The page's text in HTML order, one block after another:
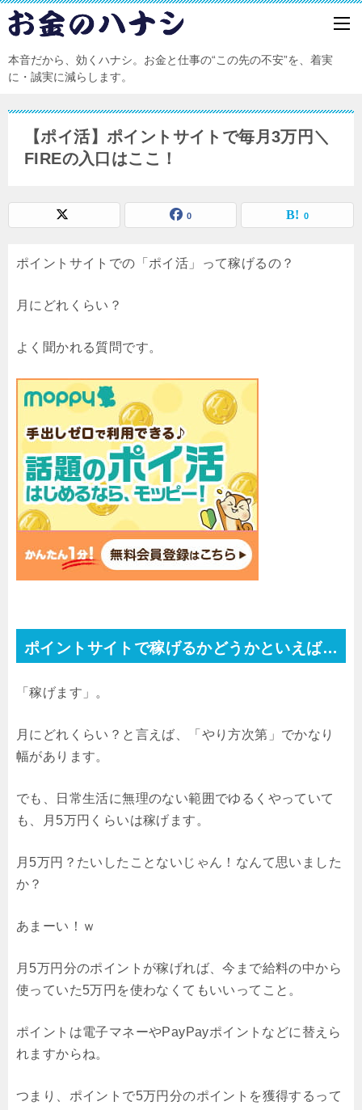
本音だから、効くハナシ。お金と仕事の“この先の不安”を、着実
に・誠実に減らします。
【ポイ活】ポイントサイトで毎月3万円＼
FIREの入口はここ！
0 0
ポイントサイトでの「ポイ活」って稼げるの？
月にどれくらい？
よく聞かれる質問です。
ポイントサイトで稼げるかどうかといえば…
「稼げます」。
月にどれくらい？と言えば、「やり方次第」でかなり
幅があります。
でも、日常生活に無理のない範囲でゆるくやっていて
も、月5万円くらいは稼げます。
月5万円？たいしたことないじゃん！なんて思いました
か？
あまーい！ｗ
月5万円分のポイントが稼げれば、今まで給料の中から
使っていた5万円を使わなくてもいいってこと。
ポイントは電子マネーやPayPayポイントなどに替えら
れますからね。
つまり、ポイントで5万円分のポイントを獲得するって